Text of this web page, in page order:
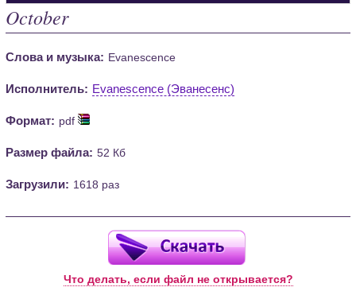
October
Слова и музыка: Evanescence
Исполнитель: Evanescence (Эванесенс)
Формат: pdf
Размер файла: 52 Кб
Загрузили: 1618 раз
Что делать, если файл не открывается?